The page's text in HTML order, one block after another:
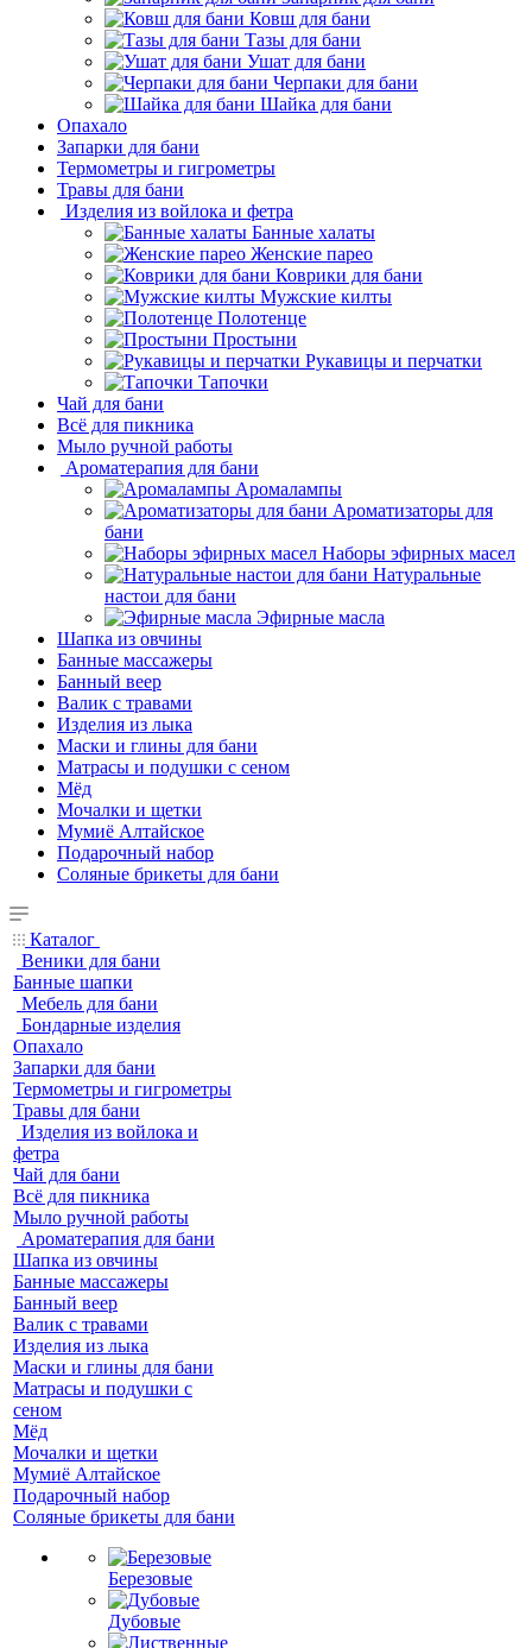
Ковш для бани
Тазы для бани
Ушат для бани
Черпаки для бани
Шайка для бани
Опахало
Запарки для бани
Термометры и гигрометры
Травы для бани
Изделия из войлока и фетра
Банные халаты
Женские парео
Коврики для бани
Мужские килты
Полотенце
Простыни
Рукавицы и перчатки
Тапочки
Чай для бани
Всё для пикника
Мыло ручной работы
Ароматерапия для бани
Аромалампы
Ароматизаторы для
бани
Наборы эфирных масел
Натуральные
настои для бани
Эфирные масла
Шапка из овчины
Банные массажеры
Банный веер
Валик с травами
Изделия из лыка
Маски и глины для бани
Матрасы и подушки с сеном
Мёд
Мочалки и щетки
Мумиё Алтайское
Подарочный набор
Соляные брикеты для бани
Каталог
Веники для бани
Банные шапки
Мебель для бани
Бондарные изделия
Опахало
Запарки для бани
Термометры и гигрометры
Травы для бани
Изделия из войлока и
фетра
Чай для бани
Всё для пикника
Мыло ручной работы
Ароматерапия для бани
Шапка из овчины
Банные массажеры
Банный веер
Валик с травами
Изделия из лыка
Маски и глины для бани
Матрасы и подушки с
сеном
Мёд
Мочалки и щетки
Мумиё Алтайское
Подарочный набор
Соляные брикеты для бани
Березовые
Дубовые